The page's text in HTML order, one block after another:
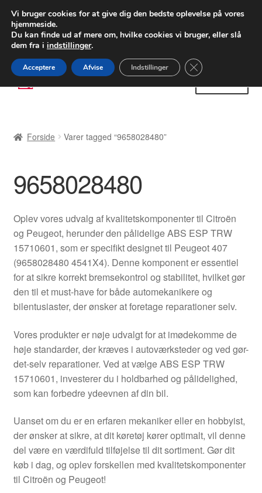
LEVERING fra 55 kr.
FEDEX verdensomspændende forsendelse
80 82 72 02
Spring
til
Spring
til
Betalinger
Kasse
Klageprocedure
Kontakte
Kurv
Levering
Min Konto
Om os
Privatlivspolitik
Vilkår og betingelser
Forside Varer tagged “9658028480”
9658028480
Oplev vores udvalg af kvalitetskomponenter til Citroën
og Peugeot, herunder den pålidelige ABS ESP TRW
15710601, som er specifikt designet til Peugeot 407
(9658028480 4541X4). Denne komponent er essentiel
for at sikre korrekt bremsekontrol og stabilitet, hvilket gør
den til et must-have for både automekanikere og
bilentusiaster, der ønsker at foretage reparationer selv.
Vores produkter er nøje udvalgt for at imødekomme de
høje standarder, der kræves i autoværksteder og ved gør-
det-selv reparationer. Ved at vælge ABS ESP TRW
15710601, investerer du i holdbarhed og pålidelighed,
som kan forbedre ydeevnen af din bil.
Uanset om du er en erfaren mekaniker eller en hobbyist,
der ønsker at sikre, at dit køretøj kører optimalt, vil denne
del være en værdifuld tilføjelse til dit sortiment. Gør dit
køb i dag, og oplev forskellen med kvalitetskomponenter
til Citroën og Peugeot!
Vi bruger cookies for at give dig den bedste oplevelse på vores
hjemmeside.
Du kan finde ud af mere om, hvilke cookies vi bruger, eller slå
dem fra i indstillinger.
Acceptere Afvise Indstillinger Close GDPR